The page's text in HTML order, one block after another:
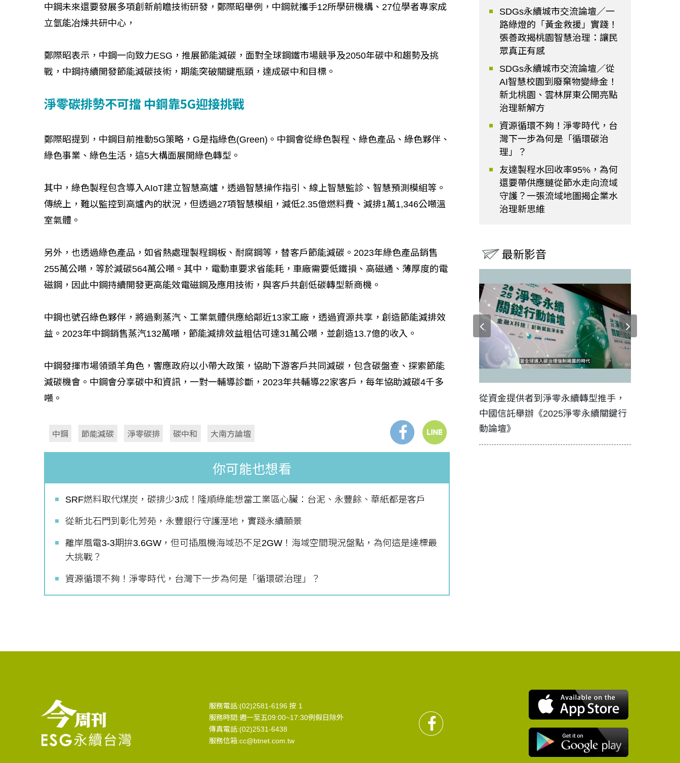
中鋼未來還要發展多項創新前瞻技術研發，鄭際昭舉例，中鋼就攜手12所學研機構、27位學者專家成
立氫能冶煉共研中心，
鄭際昭表示，中鋼一向致力ESG，推展節能減碳，面對全球鋼鐵市場競爭及2050年碳中和趨勢及挑
戰，中鋼持續開發節能減碳技術，期能突破關鍵瓶頸，達成碳中和目標。
淨零碳排勢不可擋 中鋼靠5G迎接挑戰
鄭際昭提到，中鋼目前推動5G策略，G是指綠色(Green)。中鋼會從綠色製程、綠色產品、綠色夥伴、
綠色事業、綠色生活，這5大構面展開綠色轉型。
其中，綠色製程包含導入AIoT建立智慧高爐，透過智慧操作指引、線上智慧監診、智慧預測模組等。
傳統上，難以監控到高爐內的狀況，但透過27項智慧模組，減低2.35億燃料費、減排1萬1,346公噸溫
室氣體。
另外，也透過綠色產品，如省熱處理製程鋼板、耐腐鋼等，替客戶節能減碳。2023年綠色產品銷售
255萬公噸，等於減碳564萬公噸。其中，電動車要求省能耗，車廠需要低鐵損、高磁通、薄厚度的電
磁鋼，因此中鋼持續開發更高能效電磁鋼及應用技術，與客戶共創低碳轉型新商機。
中鋼也號召綠色夥伴，將過剩蒸汽、工業氣體供應給鄰近13家工廠，透過資源共享，創造節能減排效
益。2023年中鋼銷售蒸汽132萬噸，節能減排效益粗估可達31萬公噸，並創造13.7億的收入。
中鋼發揮市場領頭羊角色，響應政府以小帶大政策，協助下游客戶共同減碳，包含碳盤查、探索節能
減碳機會。中鋼會分享碳中和資訊，一對一輔導診斷，2023年共輔導22家客戶，每年協助減碳4千多
噸。
中鋼 節能減碳 淨零碳排 碳中和 大南方論壇
你可能也想看
SRF燃料取代煤炭，碳排少3成！隆順綠能想當工業區心臟：台泥、永豐餘、華紙都是客戶
從新北石門到彰化芳苑，永豐銀行守護溼地，實踐永續願景
離岸風電3-3期拚3.6GW，但可插風機海域恐不足2GW！海域空間現況盤點，為何這是達標最
大挑戰？
資源循環不夠！淨零時代，台灣下一步為何是「循環碳治理」？
SDGs永續城市交流論壇／一
路綠燈的「黃金救援」實踐！
張善政揭桃園智慧治理：讓民
眾真正有感
SDGs永續城市交流論壇／從
AI智慧校園到廢棄物變綠金！
新北桃園、雲林屏東公開亮點
治理新解方
資源循環不夠！淨零時代，台
灣下一步為何是「循環碳治
理」？
友達製程水回收率95%，為何
還要帶供應鏈從節水走向流域
守護？一張流域地圖揭企業水
治理新思維
最新影音
從資金提供者到淨零永續轉型推手，
中國信託舉辦《2025淨零永續關鍵行
動論壇》
服務電話:(02)2581-6196 按 1
服務時間:週一至五09:00~17:30例假日除外
傳真電話:(02)2531-6438
服務信箱:cc@btnet.com.tw